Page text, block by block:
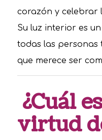
corazón y celebrar
Su luz interior es
todas las personas
que merece ser
¿Cuál
virtud